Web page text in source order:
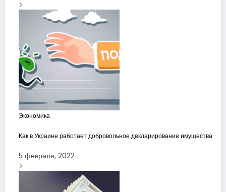
Экономика
Как в Украине работает добровольное декларирование имущества
5 февраля, 2022